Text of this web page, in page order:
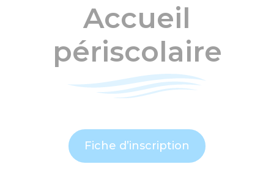
Accueil
périscolaire
Fiche d’inscription